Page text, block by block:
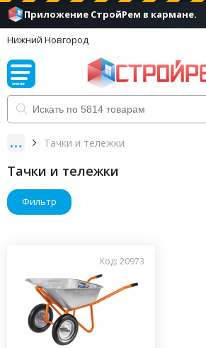
Приложение СтройРем в кармане.
Нижний Новгород
Тачки и тележки
Тачки и тележки
Фильтр
Код: 20973